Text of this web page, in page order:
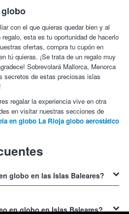
con el que quieras quedar bien y al
esta es tu oportunidad de hacerlo
ofertas, compra tu cupón en
tú quieras. ¡Se trata de un regalo muy
Sobrevolará Mallorca, Menorca
secretos de estas preciosas islas
regalar la experiencia vive en otra
en visitar nuestras secciones de
en globo La Rioja globo aerostático
globo en las Islas Baleares?
actividad son las islas de Mallorca e
en globo en Islas Baleares?